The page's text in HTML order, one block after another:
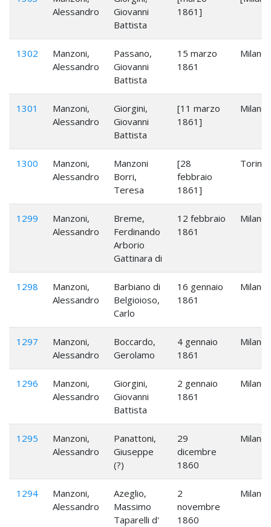
Alessandro
Giovanni
Battista
1861]
1302
Manzoni,
Alessandro
Passano,
Giovanni
Battista
15 marzo
1861
Milano
1301
Manzoni,
Alessandro
Giorgini,
Giovanni
Battista
[11 marzo
1861]
Milano
1300
Manzoni,
Alessandro
Manzoni
Borri,
Teresa
[28
febbraio
1861]
Torino
1299
Manzoni,
Alessandro
Breme,
Ferdinando
Arborio
Gattinara di
12 febbraio
1861
Milano
1298
Manzoni,
Alessandro
Barbiano di
Belgioioso,
Carlo
16 gennaio
1861
Milano
1297
Manzoni,
Alessandro
Boccardo,
Gerolamo
4 gennaio
1861
Milano
1296
Manzoni,
Alessandro
Giorgini,
Giovanni
Battista
2 gennaio
1861
Milano
1295
Manzoni,
Alessandro
Panattoni,
Giuseppe
(?)
29
dicembre
1860
Milano
1294
Manzoni,
Alessandro
Azeglio,
Massimo
Taparelli d'
2
novembre
1860
Milano